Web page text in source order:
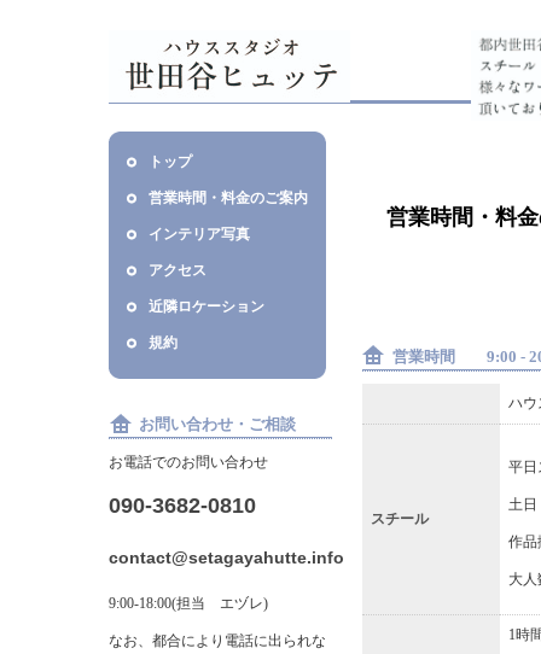
トップ
営業時間・料金のご案内
インテリア写真
アクセス
近隣ロケーション
規約
お問い合わせ・ご相談
お電話でのお問い合わせ
090-3682-0810
contact@setagayahutte.info
9:00-18:00(担当 エヅレ)
なお、都合により電話に出られな
営業時間・料
営業時間 9:00 -
ハウ
スチール
平
土日
作品
大人
1時